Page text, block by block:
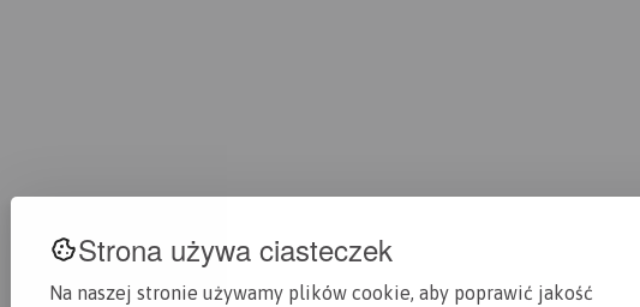
Strona używa ciasteczek
Na naszej stronie używamy plików cookie, aby poprawić jakość